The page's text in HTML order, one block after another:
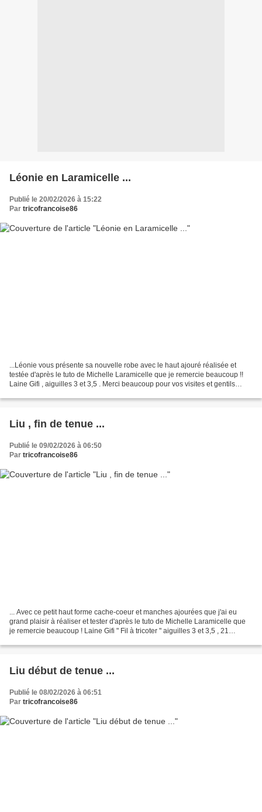
Léonie en Laramicelle ...
Publié le 20/02/2026 à 15:22
Par tricofrancoise86
...Léonie vous présente sa nouvelle robe avec le haut ajouré réalisée et
testée d'après le tuto de Michelle Laramicelle que je remercie beaucoup !!
Laine Gifi , aiguilles 3 et 3,5 . Merci beaucoup pour vos visites et gentils
Liu , fin de tenue ...
Publié le 09/02/2026 à 06:50
Par tricofrancoise86
... Avec ce petit haut forme cache-coeur et manches ajourées que j'ai eu
grand plaisir à réaliser et tester d'après le tuto de Michelle Laramicelle que
je remercie beaucoup ! Laine Gifi " Fil à tricoter " aiguilles 3 et 3,5 , 21
Liu début de tenue ...
Publié le 08/02/2026 à 06:51
Par tricofrancoise86